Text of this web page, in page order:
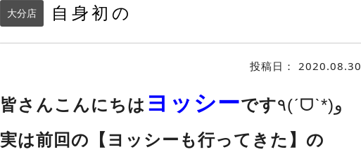
大分店 自身初の
投稿日： 2020.08.30
皆さんこんにちは ヨッシーです
٩(ˊᗜˋ*)و
実は前回の【ヨッシーも行ってきた】の